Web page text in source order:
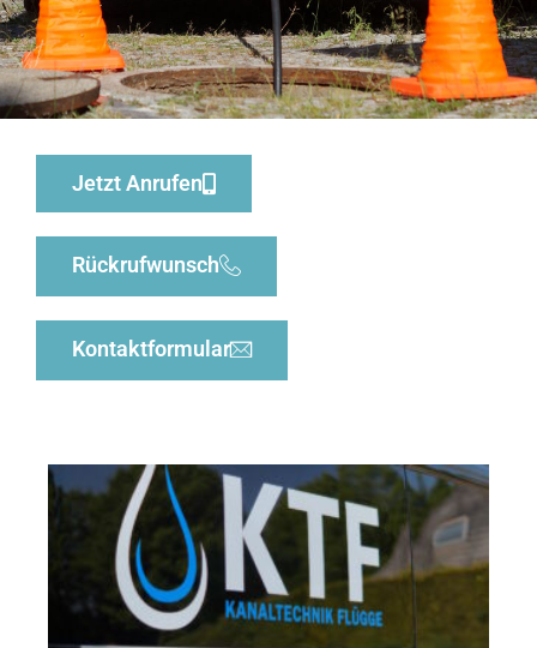
Jetzt Anrufen
Rückrufwunsch
Kontaktformular